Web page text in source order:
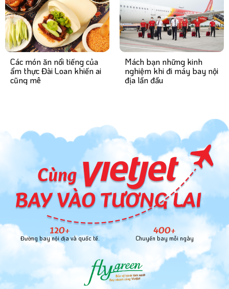
Các món ăn nổi tiếng của
ẩm thực Đài Loan khiến ai
cũng mê
Mách bạn những kinh
nghiệm khi đi máy bay nội
địa lần đầu
120+
Đường bay nội địa và quốc tế.
400+
Chuyến bay mỗi ngày